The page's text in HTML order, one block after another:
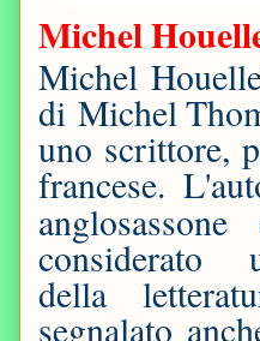
Michel
Michel
di Michel
uno scrittore,
francese.
della
segnalato